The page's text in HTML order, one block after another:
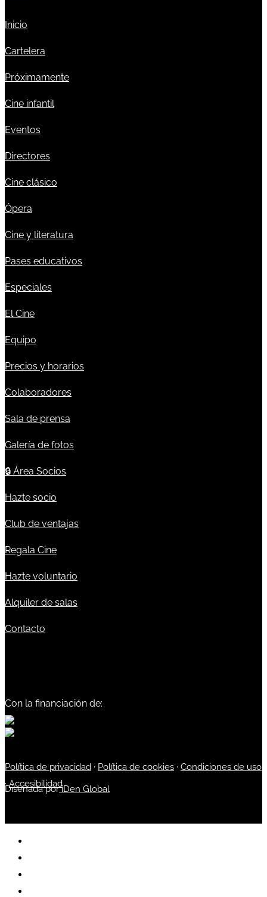
Inicio
Cartelera
Próximamente
Cine infantil
Eventos
Directores
Cine clásico
Ópera
Cine y literatura
Pases educativos
Especiales
El Cine
Equipo
Precios y horarios
Colaboradores
Sala de prensa
Galería de fotos
🔒 Área Socios
Hazte socio
Club de ventajas
Regala Cine
Hazte voluntario
Alquiler de salas
Contacto
Con la financiación de:
Política de privacidad · Política de cookies · Condiciones de uso
·Accesibilidad
Diseñada poriDen Global